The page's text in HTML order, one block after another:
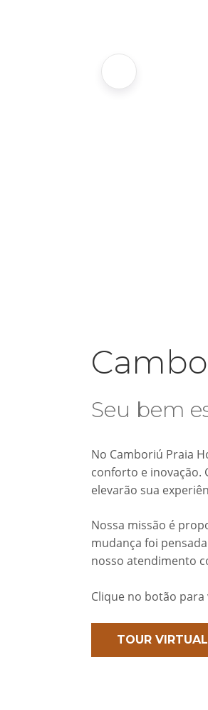
Seu bem
No Camboriú Praia
conforto e inovação.
elevarão sua
Nossa missão é
mudança foi
nosso atendimento
Clique no botão
TOUR VIRTUAL